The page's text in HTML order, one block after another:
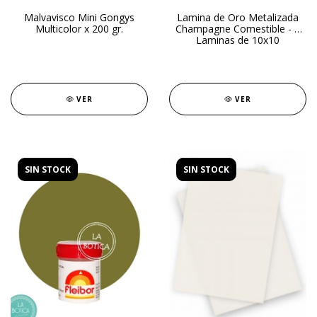
Malvavisco Mini Gongys
Multicolor x 200 gr.
VER
Lamina de Oro Metalizada
Champagne Comestible - 2
Laminas de 10x10
VER
SIN STOCK SIN STOCK